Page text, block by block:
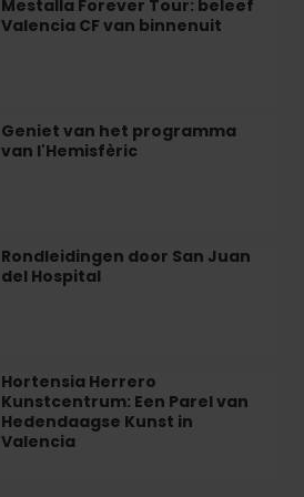
Mestalla Forever Tour: beleef
Valencia CF van binnenuit
Geniet van het programma
van l'Hemisfèric
Rondleidingen door San Juan
del Hospital
Hortensia Herrero
Kunstcentrum: Een Parel van
Hedendaagse Kunst in
Valencia